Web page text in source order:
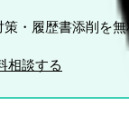
・履歴書添削を
相談する